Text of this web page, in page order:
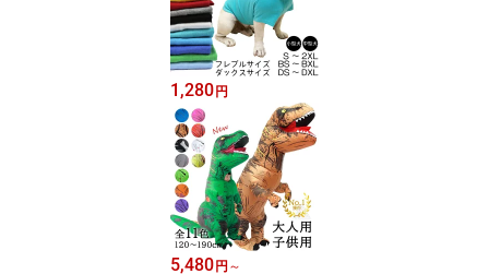
1,280円
5,480円 ～